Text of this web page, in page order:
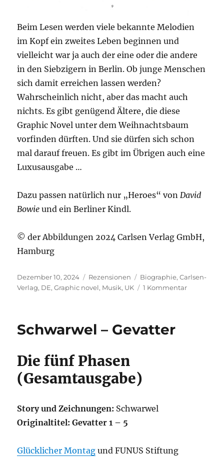
Beim Lesen werden viele bekannte Melodien
im Kopf ein zweites Leben beginnen und
vielleicht war ja auch der eine oder die andere
in den Siebzigern in Berlin. Ob junge Menschen
sich damit erreichen lassen werden?
Wahrscheinlich nicht, aber das macht auch
nichts. Es gibt genügend Ältere, die diese
Graphic Novel unter dem Weihnachtsbaum
vorfinden dürften. Und sie dürfen sich schon
mal darauf freuen. Es gibt im Übrigen auch eine
Luxusausgabe …
Dazu passen natürlich nur „Heroes“ vonDavid
Bowie und ein Berliner Kindl.
© der Abbildungen 2024 Carlsen Verlag GmbH,
Hamburg
Veröffentlicht
am
Dezember 10, 2024 Kategorien
Rezensionen Schlagwörter
Biographie,Carlsen-
Verlag, DE,Graphic novel, Musik, UK 1 Kommentarzu
Schwarwel – Gevatter
Die fünf Phasen
(Gesamtausgabe)
Story und Zeichnungen: Schwarwel
Originaltitel: Gevatter 1 – 5
Glücklicher Montag und FUNUS Stiftung